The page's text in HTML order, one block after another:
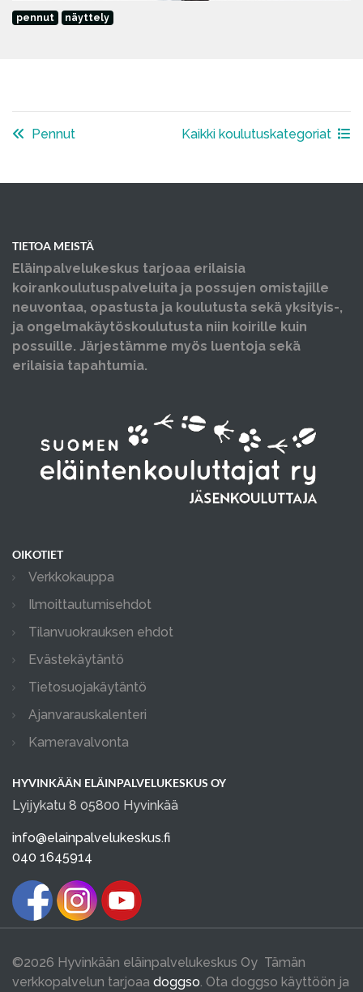
pennut näyttely
Pennut Kaikki koulutuskategoriat
TIETOA MEISTÄ
Eläinpalvelukeskus tarjoaa erilaisia
koirankoulutuspalveluita ja possujen omistajille
neuvontaa, opastusta ja koulutusta sekä yksityis-,
ja ongelmakäytöskoulutusta niin koirille kuin
possuille. Järjestämme myös luentoja sekä
erilaisia tapahtumia.
OIKOTIET
Verkkokauppa
Ilmoittautumisehdot
Tilanvuokrauksen ehdot
Evästekäytäntö
Tietosuojakäytäntö
Ajanvarauskalenteri
Kameravalvonta
HYVINKÄÄN ELÄINPALVELUKESKUS OY
Lyijykatu 8 05800 Hyvinkää
info@elainpalvelukeskus.fi
040 1645914
©2026 Hyvinkään eläinpalvelukeskus Oy Tämän
verkkopalvelun tarjoaa doggso. Ota doggso käyttöön ja